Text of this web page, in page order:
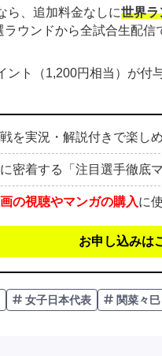
ら、追加料金なしに世界ラ
ラウンドから全試合生配
ト（1,200円相当）が付
を実況・解説付きで楽しめ
に密着する「注目選手徹底
の視聴やマンガの購入に
お申し込みは
女子日本代表 関菜々巳